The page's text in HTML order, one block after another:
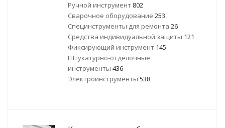
Ручной инструмент 802
Сварочное оборудование 253
Специнструменты для ремонта 26
Средства индивидуальной защиты 121
Фиксирующий инструмент 145
Штукатурно-отделочные
инструменты 436
Электроинструменты 538